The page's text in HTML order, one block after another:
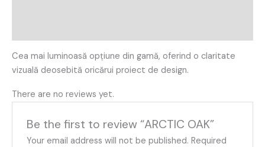
Cea mai luminoasă opțiune din gamă, oferind o claritate
vizuală deosebită oricărui proiect de design.
There are no reviews yet.
Be the first to review “ARCTIC OAK”
Your email address will not be published. Required